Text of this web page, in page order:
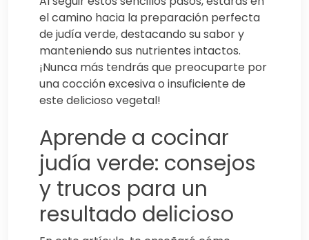
el camino hacia la preparación perfecta
de judía verde, destacando su sabor y
manteniendo sus nutrientes intactos.
¡Nunca más tendrás que preocuparte por
una cocción excesiva o insuficiente de
este delicioso vegetal!
Aprende a cocinar
judía verde: consejos
y trucos para un
resultado delicioso